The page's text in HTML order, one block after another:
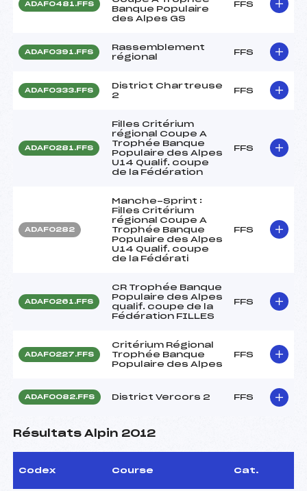
ADAF0481.FFS
Banque Populaire
des Alpes GS
FFS
ADAF0391.FFS
Rassemblement
régional
FFS
ADAF0333.FFS
District Chartreuse
2
FFS
ADAF0281.FFS
Filles Critérium
régional Coupe A
Trophée Banque
Populaire des Alpes
U14 Qualif. coupe
de la Fédération
FFS
ADAF0282
Manche-Sprint :
Filles Critérium
régional Coupe A
Trophée Banque
Populaire des Alpes
U14 Qualif. coupe
de la Fédérati
FFS
ADAF0261.FFS
CR Trophée Banque
Populaire des Alpes
qualif. coupe de la
Fédération FILLES
FFS
ADAF0227.FFS
Critérium Régional
Trophée Banque
Populaire des Alpes
FFS
ADAF0082.FFS District Vercors 2 FFS
Résultats Alpin 2012
Codex Course Cat.